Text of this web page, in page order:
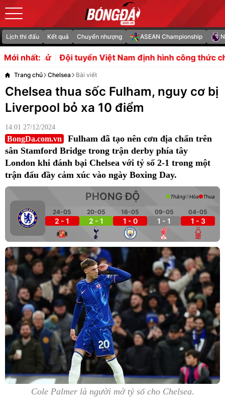
Lịch thi đấu Kết quả Chuyển nhượng ASEAN Championship
Mới nhất:Việt Nam định hình công thức chiến thắng trước
Trang chủ Chelsea Bài viết
Chelsea thua sốc Fulham, nguy cơ bị
Liverpool bỏ xa 10 điểm
14:01 27/12/2024
BongDa.com.vn
Fulham đã tạo nên cơn địa chấn trên
sân Stamford Bridge trong trận derby phía tây
London khi đánh bại Chelsea với tỷ số 2-1 trong một
trận đấu đầy cảm xúc vào ngày Boxing Day.
PHONG ĐỘ
24-05
2 - 1
20-05
2 - 1
16-05
1 - 0
09-05
1 - 1
04-05
1 - 3
Thắng Hòa Thua
Cole Palmer là người mở tỷ số cho Chelsea.